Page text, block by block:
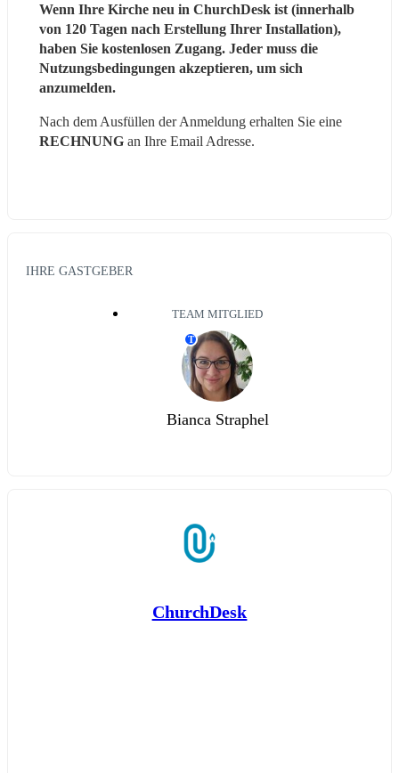
Wenn Ihre Kirche neu in ChurchDesk ist (innerhalb
von 120 Tagen nach Erstellung Ihrer Installation),
haben Sie kostenlosen Zugang. Jeder muss die
Nutzungsbedingungen akzeptieren, um sich
anzumelden.
RECHNUNG an Ihre Email Adresse.
IHRE GASTGEBER
TEAM MITGLIED
T
Bianca Straphel
ChurchDesk